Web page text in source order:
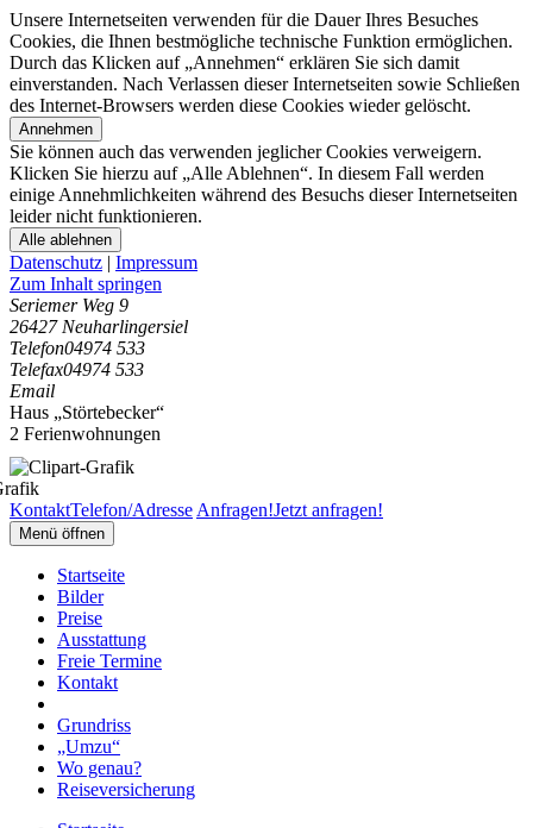
Unsere Internetseiten verwenden für die Dauer Ihres Besuches
Cookies, die Ihnen bestmögliche technische Funktion ermöglichen.
Durch das Klicken auf „Annehmen“ erklären Sie sich damit
einverstanden. Nach Verlassen dieser Internetseiten sowie Schließen
des Internet-Browsers werden diese Cookies wieder gelöscht.
Annehmen
Sie können auch das verwenden jeglicher Cookies verweigern.
Klicken Sie hierzu auf „Alle Ablehnen“. In diesem Fall werden
einige Annehmlichkeiten während des Besuchs dieser Internetseiten
leider nicht funktionieren.
Alle ablehnen
Datenschutz | Impressum
Zum Inhalt springen
Seriemer Weg 9
26427 Neuharlingersiel
Telefon04974 533
Telefax04974 533
Email
Haus „Störtebecker“
2 Ferienwohnungen
KontaktTelefon/Adresse Anfragen!Jetzt anfragen!
Menü öffnen
Startseite
Bilder
Preise
Ausstattung
Freie Termine
Kontakt
Grundriss
„Umzu“
Wo genau?
Reiseversicherung